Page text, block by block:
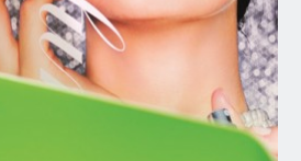
Papier
die Nachhaltigkeit und den Umweltschutz.